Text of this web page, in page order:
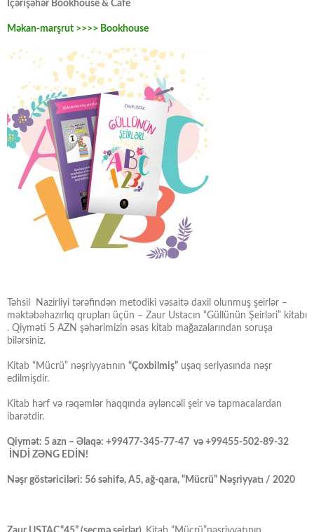
İçərişəhər Bookhouse & Cafe
Məkan-marşrut >>>> Bookhouse
Təhsil Nazirliyi tərəfindən metodiki vəsaitə daxil olunmuş şeirlər –
məktəbəhazırlıq qrupları üçün – Zaur Ustacın “Güllünün Şeirləri” kitabı
. Qiyməti 5 AZN şəhərimizin əsas kitab mağazalarından soruşa
bilərsiniz.
Kitab “Mücrü” nəşriyyatının “Çoxbilmiş” uşaq seriyasında nəşr
edilmişdir.
Kitab hərf və rəqəmlər haqqında əyləncəli şeir və tapmacalardan
ibarətdir.
Qiymət: 5 azn – Əlaqə: +99477-345-77-47 və +99455-502-89-32
İNDİ ZƏNG EDİN!
Nəşr göstəriciləri: 56 səhifə, A5, ağ-qara, “Mücrü” Nəşriyyatı / 2020